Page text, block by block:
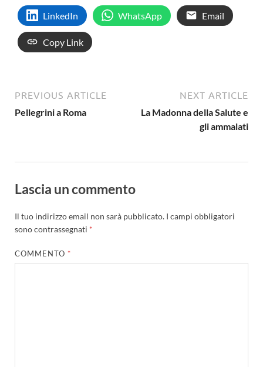
LinkedIn WhatsApp Email
Copy Link
PREVIOUS ARTICLE
Pellegrini a Roma
NEXT ARTICLE
La Madonna della Salute e
gli ammalati
Lascia un commento
Il tuo indirizzo email non sarà pubblicato. I campi obbligatori
sono contrassegnati *
COMMENTO *